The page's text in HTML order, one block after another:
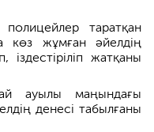
таратқан
көз жұмған әйелдің
іздестіріліп жатқаны
ауылы маңындағы
денесі табылғаны